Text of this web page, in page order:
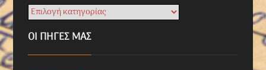
ΟΙ ΠΗΓΕΣ ΜΑΣ